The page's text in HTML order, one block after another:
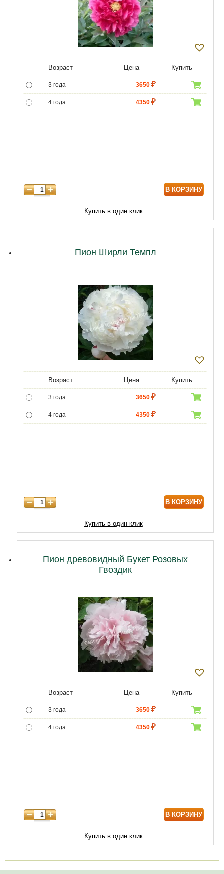
Возраст Цена Купить
3 года 3650
4 года 4350
В КОРЗИНУ
Купить в один клик
Пион Ширли Темпл
Возраст Цена Купить
3 года 3650
4 года 4350
В КОРЗИНУ
Купить в один клик
Пион древовидный Букет Розовых
Гвоздик
Возраст Цена Купить
3 года 3650
4 года 4350
В КОРЗИНУ
Купить в один клик